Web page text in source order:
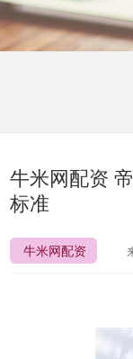
牛米网配资
标准
牛米网配资